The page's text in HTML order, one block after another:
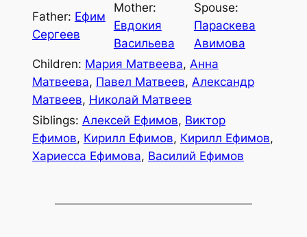
Father: Ефим
Сергеев
Mother:
Евдокия
Васильева
Spouse:
Параскева
Авимова
Children: Мария Матвеева, Анна
Матвеева, Павел Матвеев, Александр
Матвеев, Николай Матвеев
Siblings: Алексей Ефимов, Виктор
Ефимов, Кирилл Ефимов, Кирилл Ефимов,
Хариесса Ефимова, Василий Ефимов